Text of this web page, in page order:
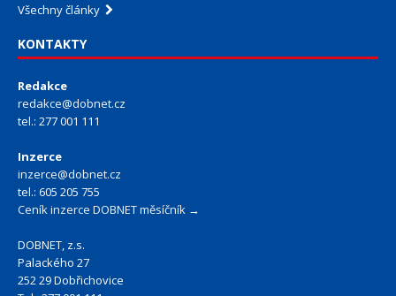
Všechny články
KONTAKTY
Redakce
redakce@dobnet.cz
tel.: 277 001 111
Inzerce
inzerce@dobnet.cz
tel.: 605 205 755
Ceník inzerce DOBNET měsíčník →
DOBNET, z.s.
Palackého 27
252 29 Dobřichovice